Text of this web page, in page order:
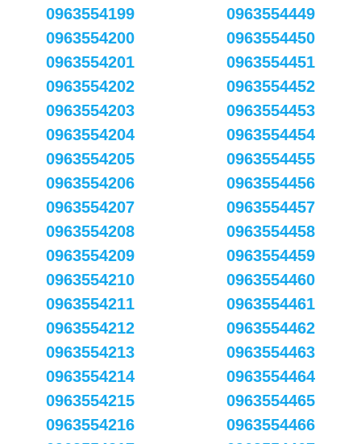
0963554199
0963554200
0963554201
0963554202
0963554203
0963554204
0963554205
0963554206
0963554207
0963554208
0963554209
0963554210
0963554211
0963554212
0963554213
0963554214
0963554215
0963554216
0963554449
0963554450
0963554451
0963554452
0963554453
0963554454
0963554455
0963554456
0963554457
0963554458
0963554459
0963554460
0963554461
0963554462
0963554463
0963554464
0963554465
0963554466